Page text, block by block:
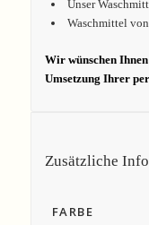
Unser
Waschmittel
Wir wünschen
Umsetzung Ihrer
Zusätzliche
FARBE